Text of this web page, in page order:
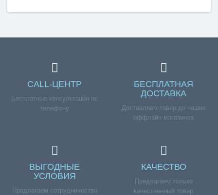
CALL-ЦЕНТР
Бесплатные консультации по
телефону
БЕСПЛАТНАЯ
ДОСТАВКА
Доставляем товар до наших
оффлайн магазинов
ВЫГОДНЫЕ
УСЛОВИЯ
Предлагаем сотрудничество
КАЧЕСТВО
Предлагаем только
качественный товар